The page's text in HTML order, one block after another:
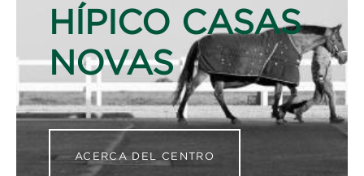
HÍPICO CASAS
NOVAS
ACERCA DEL CENTRO